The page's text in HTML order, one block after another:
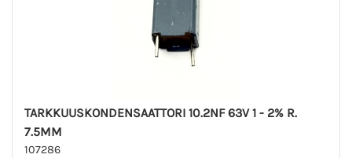
TARKKUUSKONDENSAATTORI 10.2NF 63V 1 - 2% R.
7.5MM
107286